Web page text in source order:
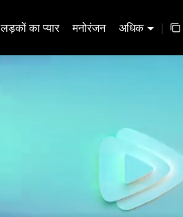
लड़कों का प्यार मनोरंजन अधिक |